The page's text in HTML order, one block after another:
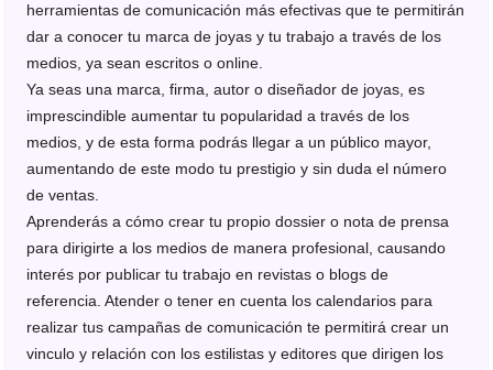
herramientas de comunicación más efectivas que te permitirán
dar a conocer tu marca de joyas y tu trabajo a través de los
medios, ya sean escritos o online.
Ya seas una marca, firma, autor o diseñador de joyas, es
imprescindible aumentar tu popularidad a través de los
medios, y de esta forma podrás llegar a un público mayor,
aumentando de este modo tu prestigio y sin duda el número
de ventas.
Aprenderás a cómo crear tu propio dossier o nota de prensa
para dirigirte a los medios de manera profesional, causando
interés por publicar tu trabajo en revistas o blogs de
referencia. Atender o tener en cuenta los calendarios para
realizar tus campañas de comunicación te permitirá crear un
vinculo y relación con los estilistas y editores que dirigen los